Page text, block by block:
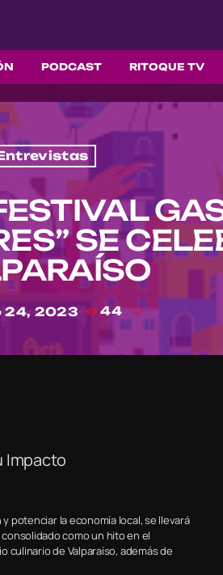
PODCAST RITOQUE TV
SE
24, 2023 44
Impacto
potenciar la economía local, se llevará
como un hito en el
de Valparaíso, además de